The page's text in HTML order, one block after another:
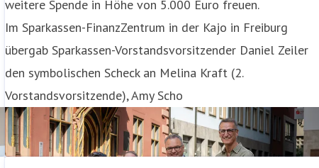
weitere Spende in Höhe von 5.000 Euro freuen.
Im Sparkassen-FinanzZentrum in der Kajo in Freiburg
übergab Sparkassen-Vorstandsvorsitzender Daniel Zeiler
den symbolischen Scheck an Melina Kraft (2.
Vorstandsvorsitzende), Amy Scho